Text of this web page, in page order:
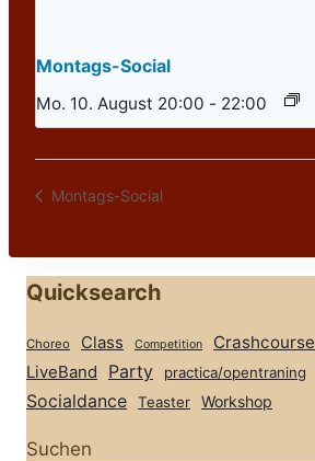
Montags-Social
Mo. 10. August 20:00 - 22:00
Montags-Social
Quicksearch
Choreo Class Competition Crashcourse
LiveBand Party practica/opentraning
Socialdance Teaster Workshop
Suchen